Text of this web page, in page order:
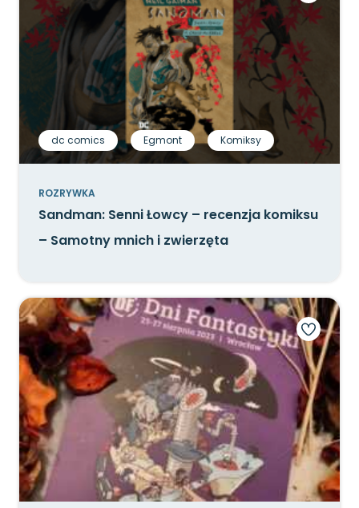
dc comics Egmont Komiksy
ROZRYWKA
Sandman: Senni Łowcy – recenzja komiksu
– Samotny mnich i zwierzęta